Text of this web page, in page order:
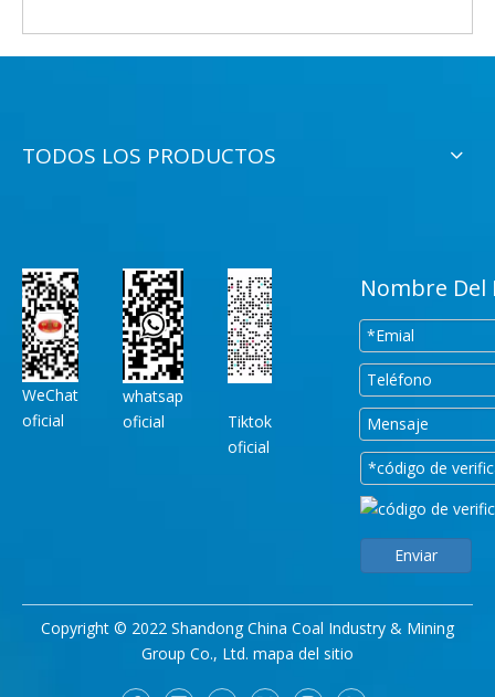
TODOS LOS PRODUCTOS
WeChat
oficial
whatsap
oficial
Tiktok
oficial
Nombre
Enviar
Copyright © 2022 Shandong China Coal Industry & Mining
Group Co., Ltd. mapa del sitio